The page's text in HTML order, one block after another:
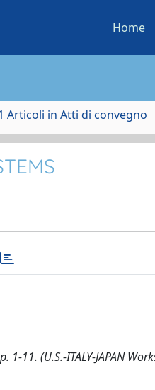
Home
Articoli in Atti di convegno
1-11. (U.S.-ITALY-JAPAN